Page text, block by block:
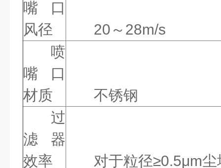
嘴口
风径
20～28m/s
喷
嘴口
材质
不锈钢
过
滤器
效率
对于粒径≥0.5μm